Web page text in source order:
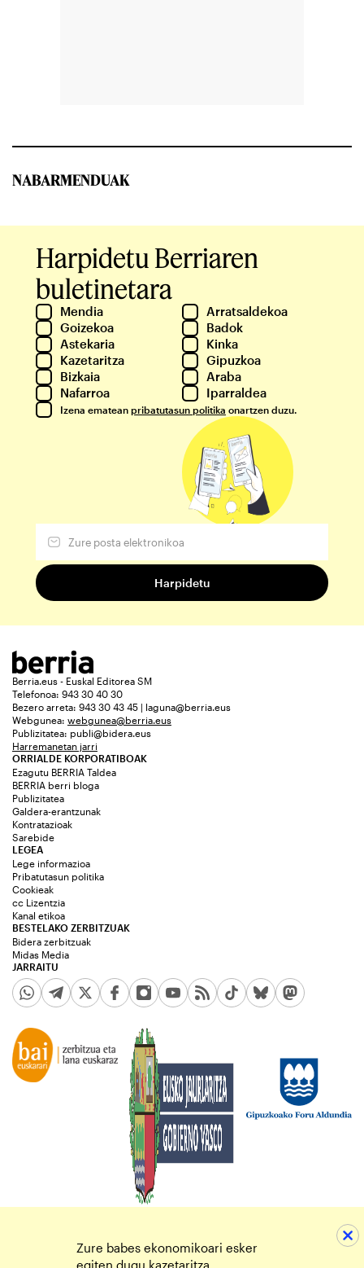
NABARMENDUAK
Harpidetu Berriaren
buletinetara
Mendia
Arratsaldekoa
Goizekoa
Badok
Astekaria
Kinka
Kazetaritza
Gipuzkoa
Bizkaia
Araba
Nafarroa
Iparraldea
Izena ematean pribatutasun politika onartzen duzu.
Berria.eus - Euskal Editorea SM
Telefonoa: 943 30 40 30
Bezero arreta: 943 30 43 45 | laguna@berria.eus
Webgunea: webgunea@berria.eus
Publizitatea: publi@bidera.eus
Harremanetan jarri
ORRIALDE KORPORATIBOAK
Ezagutu BERRIA Taldea
BERRIA berri bloga
Publizitatea
Galdera-erantzunak
Kontratazioak
Sarebide
JARRAITU
LEGEA
Lege informazioa
Pribatutasun politika
Cookieak
cc Lizentzia
Kanal etikoa
BESTELAKO ZERBITZUAK
Bidera zerbitzuak
Midas Media
Zure babes ekonomikoari esker
egiten dugu kazetaritza